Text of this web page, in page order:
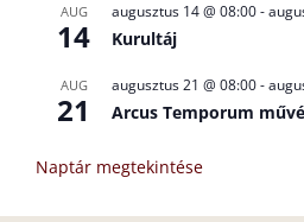
AUG
14
augusztus 14 @ 08:00-
Kurultáj
AUG
21
augusztus 21 @ 08:00-
Arcus Temporum
Naptár megtekintése